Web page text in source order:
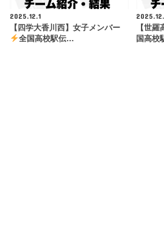
2025.12.1
【四学大香川西】女子メンバー
全国高校駅伝…
【世
国高校